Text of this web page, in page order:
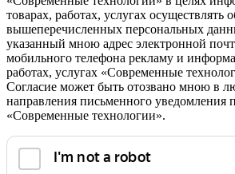
товарах, работах, услугах осуществлять
вышеперечисленных персональных
указанный мною адрес электронной
мобильного телефона рекламу и
работах, услугах «Современные
Согласие может быть отозвано мною в
направления письменного уведомления
«Современные технологии».